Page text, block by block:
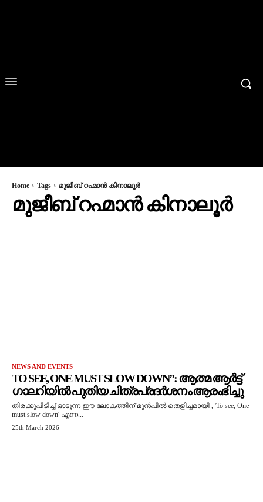
Home Tags മുജീബ് റഹ്മാൻ കിനാലൂർ
മുജീബ് റഹ്മാൻ കിനാലൂർ
NEWS AND EVENTS
TO SEE, ONE MUST SLOW DOWN”: ആത്മ ആർട്ട്
ഗാലറിയിൽ പുതിയ ചിത്രപ്രദർശനം ആരംഭിച്ചു
തിരക്കുപിടിച്ച് ഓടുന്ന ഈ ലോകത്തിന് മുൻപിൽ തെളിച്ചമായി , 'To see, One
must slow down' എന്ന...
25th March 2026